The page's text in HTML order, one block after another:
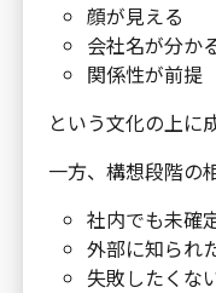
顔が見える
会社名が分か
関係性が前提
という文化の上に
一方、構想段階の
社内でも未確
外部に知られ
失敗したくな